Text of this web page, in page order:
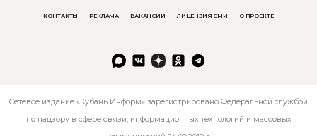
КОНТАКТЫ РЕКЛАМА ВАКАНСИИ ЛИЦЕНЗИЯ СМИ О ПРОЕКТЕ
Сетевое издание «Кубань Информ» зарегистрировано Федеральной службой
по надзору в сфере связи, информационных технологий и массовых